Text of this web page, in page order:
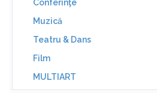
Conferinţe
Muzică
Teatru & Dans
Film
MULTIART